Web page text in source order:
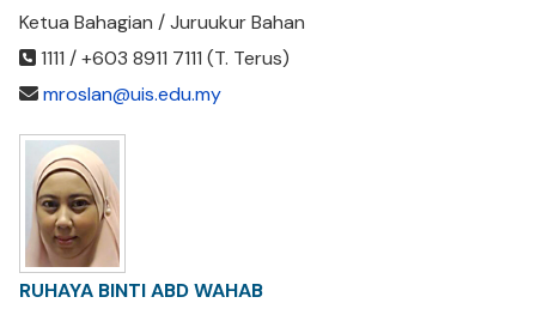
Ketua Bahagian / Juruukur Bahan
1111 / +603 8911 7111 (T. Terus)
mroslan@uis.edu.my
RUHAYA BINTI ABD WAHAB